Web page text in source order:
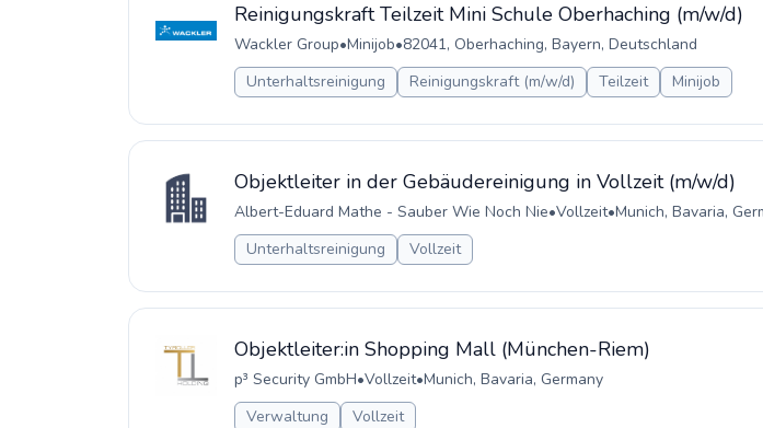
Reinigungskraft Teilzeit Mini Schule Oberhaching (m/w/d)
Wackler Group•Minijob•82041, Oberhaching, Bayern, Deutschland
Unterhaltsreinigung
Reinigungskraft (m/w/d) Teilzeit Minijob
Objektleiter in der Gebäudereinigung in Vollzeit (m/w/d)
Albert-Eduard Mathe - Sauber Wie Noch Nie•Vollzeit•Munich, Bavaria,
Unterhaltsreinigung
Vollzeit
Objektleiter:in Shopping Mall (München-Riem)
p³ Security GmbH•Vollzeit•Munich, Bavaria, Germany
Verwaltung
Vollzeit